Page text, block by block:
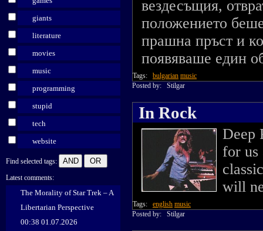
giants
literature
movies
music
programming
stupid
tech
website
Find selected tags:
Latest comments:
The Morality of Star Trek – A
Libertarian Perspective
00:38 01.07.2026
вездесъщия,
положението
прашна пръст и
появяваше един
Tags: bulgarian music
Posted by: Stilgar
In Rock
Deep
for us
will
Tags: english music
Posted by: Stilgar